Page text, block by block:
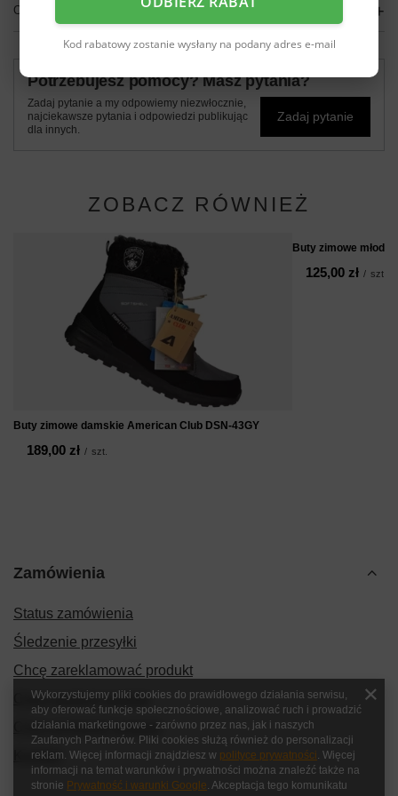
OPINIE
Potrzebujesz pomocy? Masz pytania?
Zadaj pytanie a my odpowiemy niezwłocznie,
najciekawsze pytania i odpowiedzi publikując
dla innych.
Zadaj pytanie
ZOBACZ RÓWNIEŻ
Buty zimowe damskie American Club DSN-43GY
189,00 zł / szt.
Buty zimowe
125,00 zł / szt.
Zamówienia
Status zamówienia
Śledzenie przesyłki
Chcę zareklamować produkt
Chcę zwrócić produkt
Chcę wymienić produkt
Kontakt
Kod rabatowy zostanie wysłany na podany adres e-mail
Wykorzystujemy pliki cookies do prawidłowego działania serwisu,
aby oferować funkcje społecznościowe, analizować ruch i prowadzić
działania marketingowe - zarówno przez nas, jak i naszych
Zaufanych Partnerów. Pliki cookies służą również do personalizacji
reklam. Więcej informacji znajdziesz w polityce prywatności. Więcej
informacji na temat warunków i prywatności można znaleźć także na
stronie Prywatność i warunki Google. Akceptacja tego komunikatu